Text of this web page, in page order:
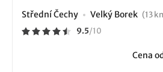
Střední Čechy Velký Borek (13
9.5/10
Cena